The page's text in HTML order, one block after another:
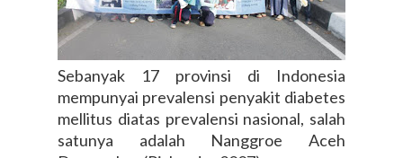
Sebanyak 17 provinsi di Indonesia
mempunyai prevalensi penyakit diabetes
mellitus diatas prevalensi nasional, salah
satunya adalah Nanggroe Aceh